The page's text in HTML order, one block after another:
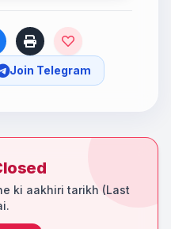
Join Telegram
ki aakhiri tarikh (Last